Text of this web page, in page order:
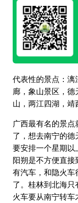
代表性的景点：
廊，象山景区，
山，两江四湖，靖
广西最有名的景
了，想去南宁的
要安排一个星期以
阳朔是不方便直接
有汽车，和隐火车
了。桂林到北海只
火车要从南宁转车